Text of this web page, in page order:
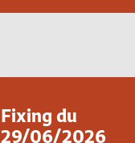
Fixing du
29/06/2026